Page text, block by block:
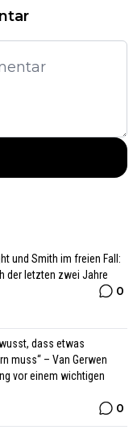
und Smith im freien Fall:
der letzten zwei Jahre
0
dass etwas
muss“ – Van Gerwen
vor einem wichtigen
0